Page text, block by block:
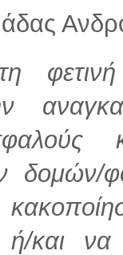
ή/και